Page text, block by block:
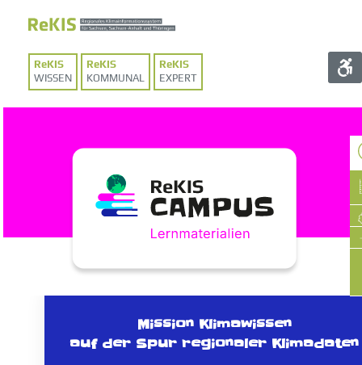
WISSEN KOMMUNAL EXPERT
Mission Klimawissen
auf der Spur regionaler Klimadaten